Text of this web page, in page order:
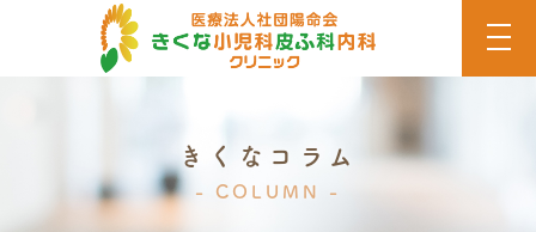
きくなコラム
COLUMN
t
o